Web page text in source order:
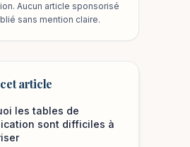
Aucun article sponsorisé
sans mention claire.
article
les tables de
sont difficiles à